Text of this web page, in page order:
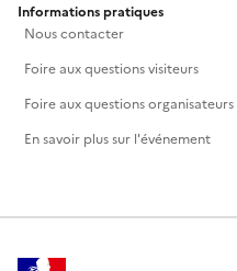
Informations pratiques
Nous contacter
Foire aux questions visiteurs
Foire aux questions organisateurs
En savoir plus sur l'événement